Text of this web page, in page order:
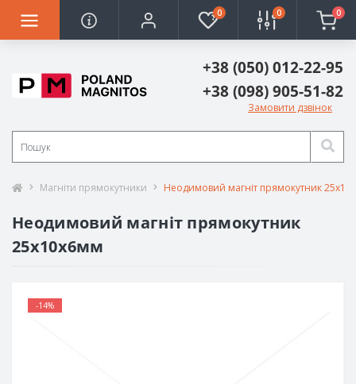
0 0 0
+38 (050) 012-22-95
+38 (098) 905-51-82
Замовити дзвінок
Магніти прямокутники Неодимовий магніт прямокутник
Неодимовий магніт прямокутник
25х10х6мм
-14%